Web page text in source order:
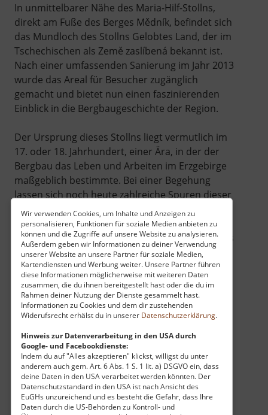
Wir verwenden Cookies, um Inhalte und Anzeigen zu
personalisieren, Funktionen für soziale Medien anbieten zu
können und die Zugriffe auf unsere Website zu analysieren.
Außerdem geben wir Informationen zu deiner Verwendung
unserer Website an unsere Partner für soziale Medien,
Kartendiensten und Werbung weiter. Unsere Partner führen
diese Informationen möglicherweise mit weiteren Daten
zusammen, die du ihnen bereitgestellt hast oder die du im
Rahmen deiner Nutzung der Dienste gesammelt hast.
Informationen zu Cookies und dem dir zustehenden
Widerufsrecht erhälst du in unserer Datenschutzerklärung.
Hinweis zur Datenverarbeitung in den USA durch
Google- und Facebookdienste:
Indem du auf "Alles akzeptieren" klickst, willigst du unter
anderem auch gem. Art. 6 Abs. 1 S. 1 lit. a) DSGVO ein, dass
deine Daten in den USA verarbeitet werden könnten. Der
Datenschutzstandard in den USA ist nach Ansicht des
EuGHs unzureichend und es besteht die Gefahr, dass Ihre
Daten durch die US-Behörden zu Kontroll- und
In unmittelbarer Nähe des Maria-Hilf-Stollns,
direkt am Fuße des Berges Mědník, befindet sich
das Mundloch des Stollns Gelobtes Land, der im
Tschechischen als Země zaslíbená bekannt ist.
Nach einer umfassenden Sanierung im Jahr 2013
wurde das Areal für Besucher zugänglich
gemacht und bietet nun einen faszinierenden
Einblick in die Bergbaugeschichte der Region.
Der Ursprung dieses Stollns liegt vermutlich im
17. oder 18. Jahrhundert, einer Ära, in der der
Bergbau das Leben und Arbeiten im Erzgebirge
maßgeblich bestimmte. Bei einer Begehung
lassen sich noch heute zahlreiche Spuren dieser
vergangenen Zeit entdecken, die eindrucksvoll
von der Mühe und dem Geschick der Bergleute
berichten. Der Besuch des Gelobtes Land Stollns
ist somit eine lohnenswerte Entdeckung für alle,
die das historische Erbe unter Tage in seiner
ursprünglichen Form erleben möchten.